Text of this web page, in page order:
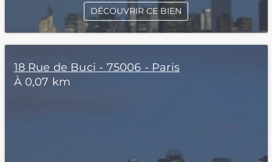
DÉCOUVRIR CE BIEN
18 Rue de Buci - 75006 - Paris
À 0,07 km